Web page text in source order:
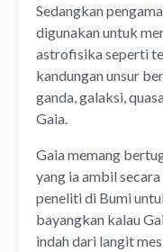
Sedangkan
digunakan untuk
astrofisika seperti
kandungan unsur
ganda, galaksi,
Gaia.
Gaia memang
yang ia ambil
peneliti di Bumi
bayangkan kalau
indah dari langit